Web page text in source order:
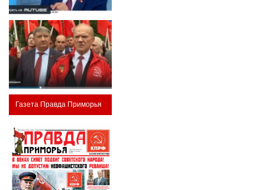
Газета Правда Приморья